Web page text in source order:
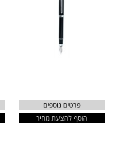
פרטים נוספים
הוסף להצעת מחיר